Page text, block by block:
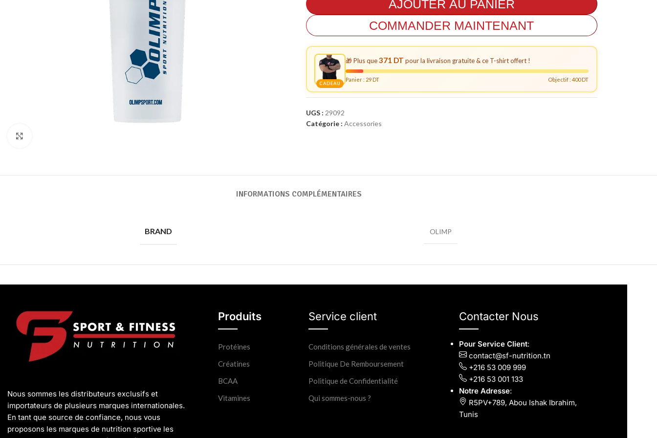
Isolate
Végétales
AJOUTER AU PANIER
COMMANDER MAINTENANT
CADEAU
🎁 Plus que371 DT pour la livraison gratuite & ce T-shirt offert !
Panier : 29DT Objectif : 400 DT
UGS : 29092
Catégorie : Accessories
INFORMATIONS COMPLÉMENTAIRES
BRAND OLIMP
Nous sommes les distributeurs exclusifs et
importateurs de plusieurs marques internationales.
En tant que source de confiance, nous vous
proposons les marques de nutrition sportive les
Produits
Protéines
Créatines
BCAA
Vitamines
Service client
Conditions générales de ventes
Politique De Remboursement
Politique de Confidentialité
Qui sommes-nous ?
Contacter Nous
Pour Service Client:
contact@sf-nutrition.tn
+216 53 009 999
+216 53 001 133
Notre Adresse:
R5PV+789, Abou Ishak Ibrahim,
Tunis